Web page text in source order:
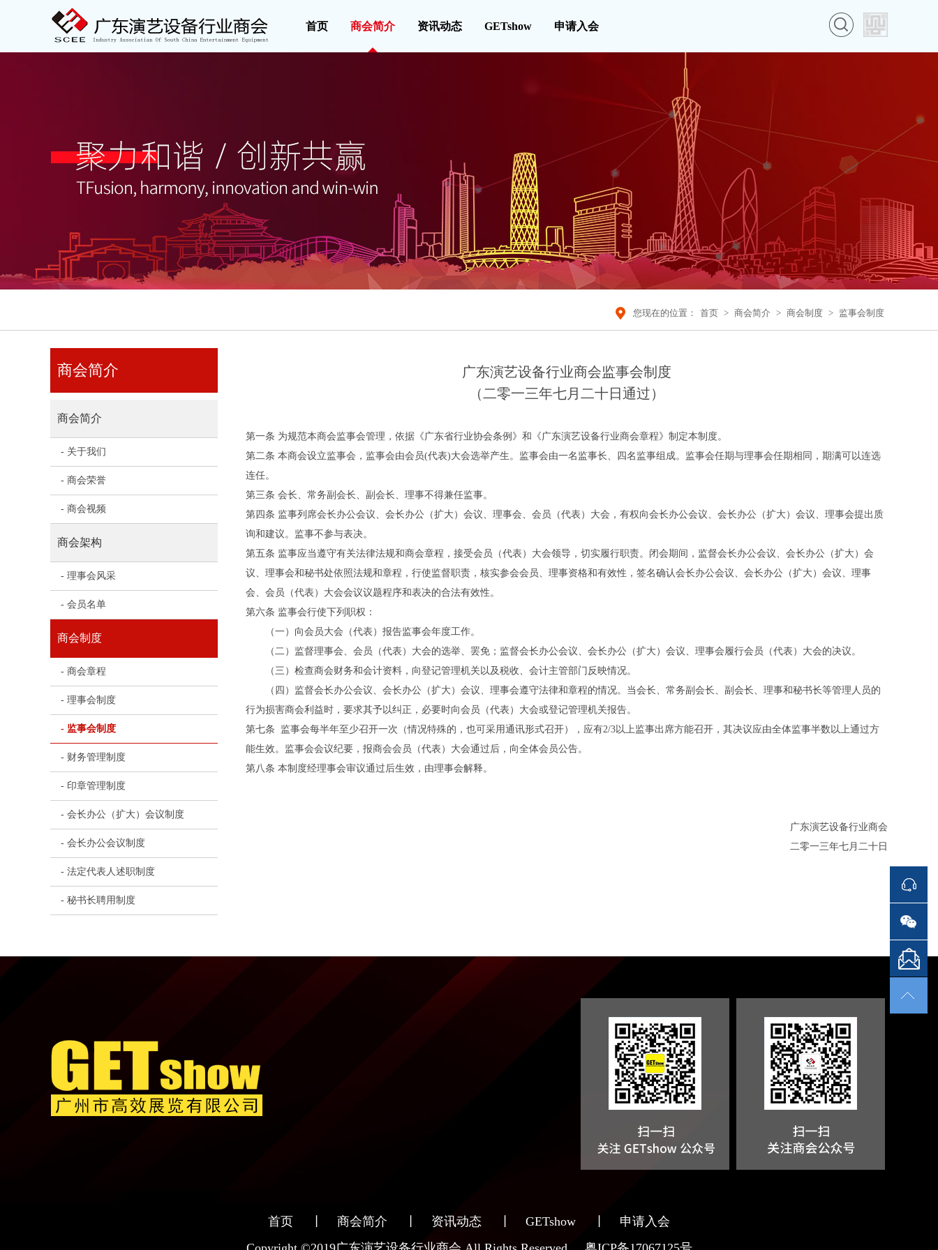
首页 商会简介 资讯动态 GETshow 申请入会
您现在的位置： 首页 > 商会简介 > 商会制度 > 监事会制度
商会简介
商会简介
- 关于我们
- 商会荣誉
- 商会视频
商会架构
- 理事会风采
- 会员名单
商会制度
- 商会章程
- 理事会制度
- 监事会制度
- 财务管理制度
- 印章管理制度
- 会长办公（扩大）会议制度
- 会长办公会议制度
- 法定代表人述职制度
- 秘书长聘用制度
广东演艺设备行业商会监事会制度
（二零一三年七月二十日通过）
第一条 为规范本商会监事会管理，依据《广东省行业协会条例》和《广东演艺设备行业商会章程》制定本制度。
第二条 本商会设立监事会，监事会由会员(代表)大会选举产生。监事会由一名监事长、四名监事组成。监事会任期与理事会任期相同，期满可以连选
连任。
第三条 会长、常务副会长、副会长、理事不得兼任监事。
第四条 监事列席会长办公会议、会长办公（扩大）会议、理事会、会员（代表）大会，有权向会长办公会议、会长办公（扩大）会议、理事会提出质
询和建议。监事不参与表决。
第五条 监事应当遵守有关法律法规和商会章程，接受会员（代表）大会领导，切实履行职责。闭会期间，监督会长办公会议、会长办公（扩大）会
议、理事会和秘书处依照法规和章程，行使监督职责，核实参会会员、理事资格和有效性，签名确认会长办公会议、会长办公（扩大）会议、理事
会、会员（代表）大会会议议题程序和表决的合法有效性。
第六条 监事会行使下列职权：
（一）向会员大会（代表）报告监事会年度工作。
（二）监督理事会、会员（代表）大会的选举、罢免；监督会长办公会议、会长办公（扩大）会议、理事会履行会员（代表）大会的决议。
（三）检查商会财务和会计资料，向登记管理机关以及税收、会计主管部门反映情况。
（四）监督会长办公会议、会长办公（扩大）会议、理事会遵守法律和章程的情况。当会长、常务副会长、副会长、理事和秘书长等管理人员的
行为损害商会利益时，要求其予以纠正，必要时向会员（代表）大会或登记管理机关报告。
第七条 监事会每半年至少召开一次（情况特殊的，也可采用通讯形式召开），应有2/3以上监事出席方能召开，其决议应由全体监事半数以上通过方
能生效。监事会会议纪要，报商会会员（代表）大会通过后，向全体会员公告。
第八条 本制度经理事会审议通过后生效，由理事会解释。
广东演艺设备行业商会
二零一三年七月二十日
首页 商会简介 资讯动态 GETshow
申请入会